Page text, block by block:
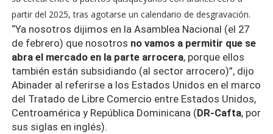
partir del 2025, tras agotarse un calendario de desgravación.
“Ya nosotros dijimos en la Asamblea Nacional (el 27
de febrero) que nosotros no vamos a permitir que se
abra el mercado en la parte arrocera, porque ellos
también están subsidiando (al sector arrocero)”, dijo
Abinader al referirse a los Estados Unidos en el marco
del Tratado de Libre Comercio entre Estados Unidos,
Centroamérica y República Dominicana (DR-Cafta, por
sus siglas en inglés).